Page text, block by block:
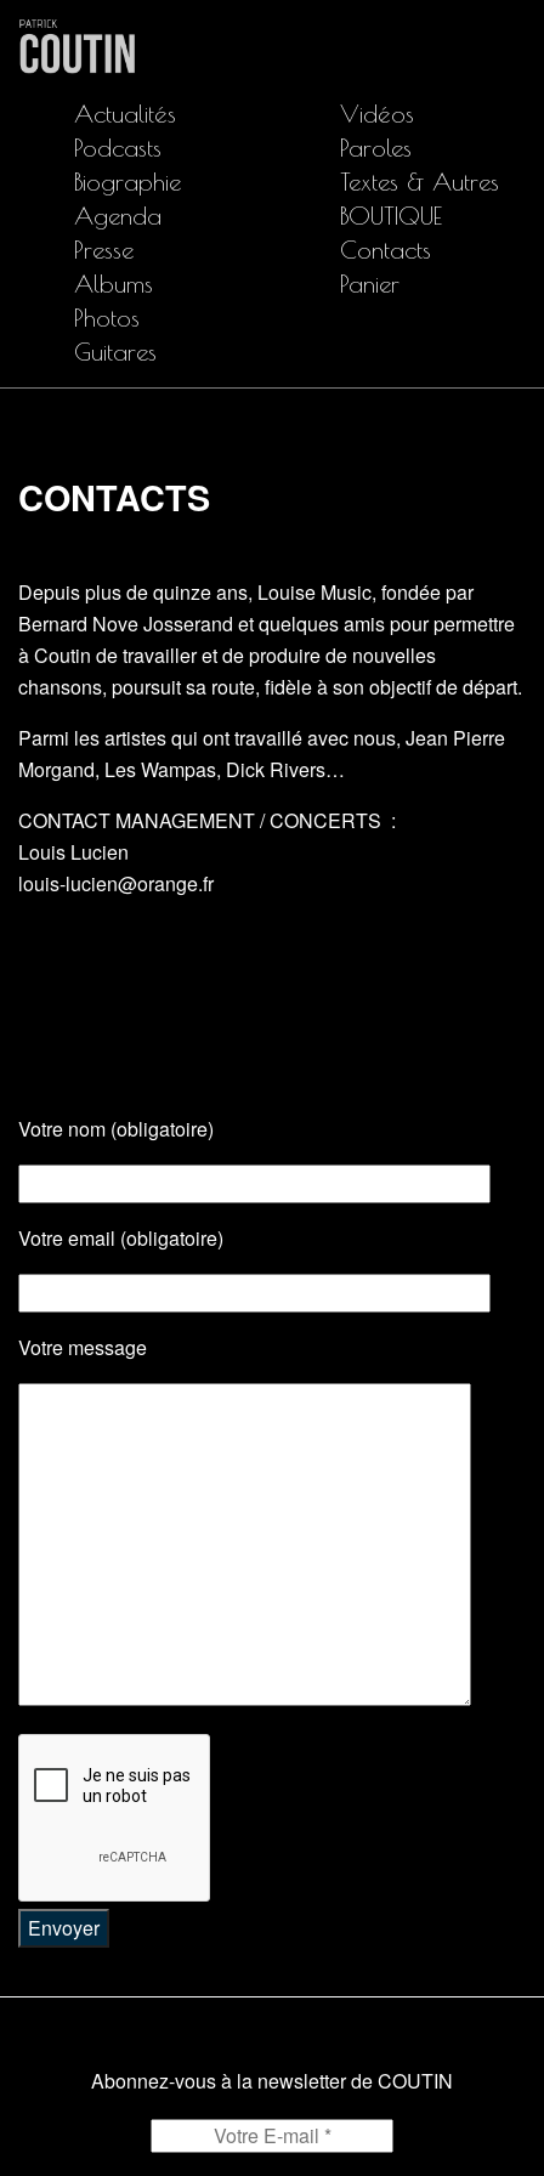
Actualités
Podcasts
Biographie
Agenda
Presse
Albums
Photos
Guitares
Vidéos
Paroles
Textes & Autres
BOUTIQUE
Contacts
Panier
CONTACTS
Depuis plus de quinze ans, Louise Music, fondée par
Bernard Nove Josserand et quelques amis pour permettre
à Coutin de travailler et de produire de nouvelles
chansons, poursuit sa route, fidèle à son objectif de départ.
Parmi les artistes qui ont travaillé avec nous, Jean Pierre
Morgand, Les Wampas, Dick Rivers…
CONTACT MANAGEMENT / CONCERTS :
Louis Lucien
louis-lucien@orange.fr
Votre nom (obligatoire)
Votre email (obligatoire)
Votre message
Abonnez-vous à la newsletter de COUTIN